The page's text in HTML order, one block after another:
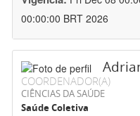
00:00:00 BRT 2026
COORDENADOR(A)
CIÊNCIAS DA SAÚDE
Saúde Coletiva